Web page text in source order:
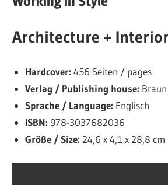
Architecture +
Hardcover: 456 Seiten / pages
Verlag / Publishing house:
Sprache / Language: Englisch
ISBN: 978-3037682036
Größe / Size: 24,6 x 4,1 x 28,8 cm